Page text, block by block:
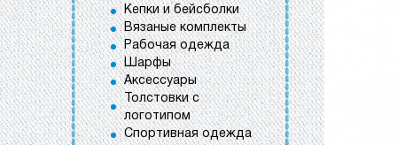
Кепки и бейсболки
Вязаные комплекты
Рабочая одежда
Шарфы
Аксессуары
Толстовки с
логотипом
Спортивная одежда